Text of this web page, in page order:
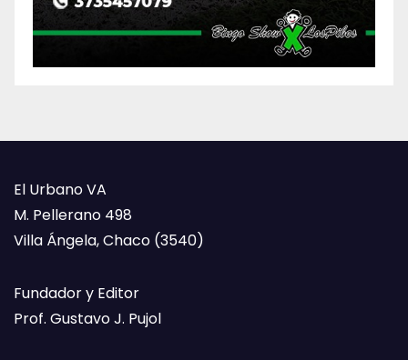
El Urbano VA
M. Pellerano 498
Villa Ángela, Chaco (3540)
Fundador y Editor
Prof. Gustavo J. Pujol